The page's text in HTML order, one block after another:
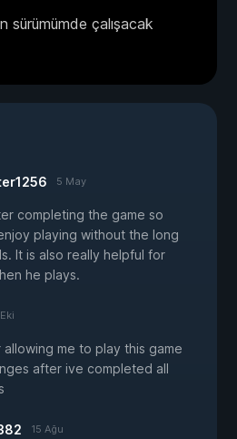
sürümümde çalışacak
5 May
completing the game so
playing without the long
It is also really helpful for
he plays.
me to play this game
after ive completed all
15 Ağu